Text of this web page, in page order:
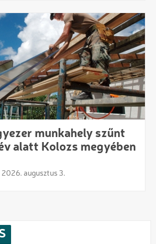
munkahely szűnt
alatt Kolozs megyében
2026. augusztus 3.